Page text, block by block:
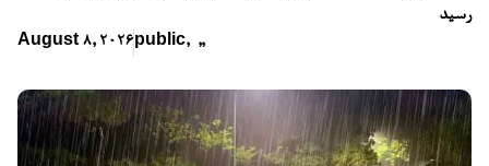
رسید
August 8, 2026 public, ,,